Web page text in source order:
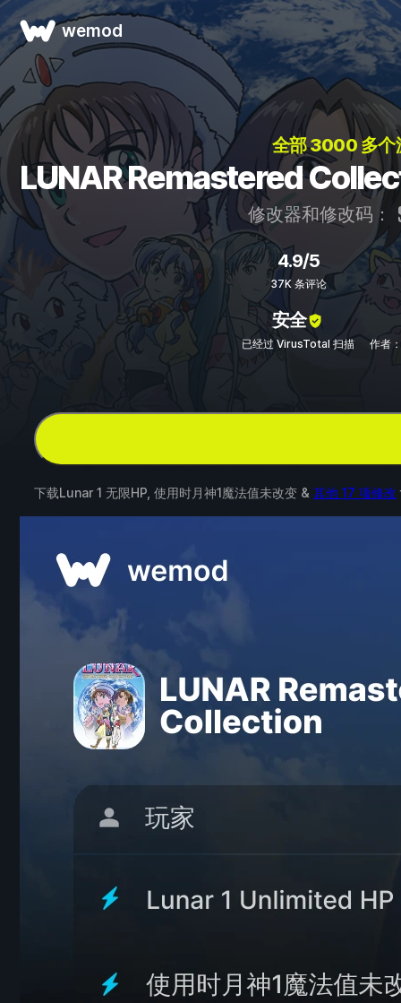
wemod
全部 3000 多
LUNAR Remastered
修改器和修改码：
4.9/5
37K 条评论
安全
已经过 VirusTotal 扫描 作者
下载Lunar 1 无限HP, 使用时月神1魔法值未改变 & 其他 17 项修改